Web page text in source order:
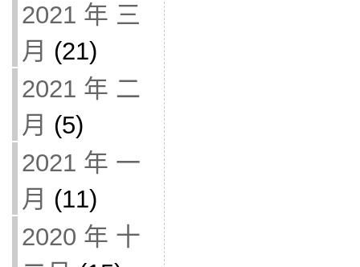
2021 年 三
月 (21)
2021 年 二
月 (5)
2021 年 一
月 (11)
2020 年 十